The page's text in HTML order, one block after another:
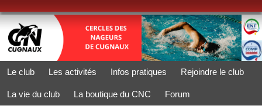
Le club Les activités Infos pratiques Rejoindre le club
La vie du club La boutique du CNC Forum